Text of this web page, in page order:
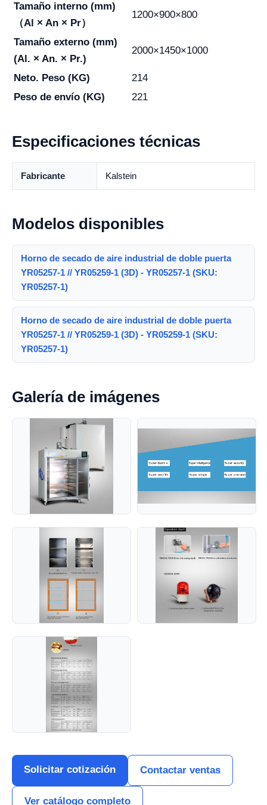
Tamaño interno (mm)
（Al × An × Pr）
1200×900×800
Tamaño externo (mm)
(Al. × An. × Pr.)
2000×1450×1000
Neto. Peso (KG)
214
Peso de envío (KG)
221
Especificaciones técnicas
Fabricante Kalstein
Modelos disponibles
Horno de secado de aire industrial de doble puerta
YR05257-1 // YR05259-1 (3D) - YR05257-1 (SKU:
YR05257-1)
Horno de secado de aire industrial de doble puerta
YR05257-1 // YR05259-1 (3D) - YR05259-1 (SKU:
YR05257-1)
Galería de imágenes
Solicitar cotización Contactar ventas
Ver catálogo completo